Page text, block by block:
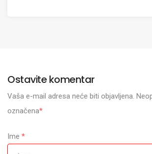
Ostavite komentar
Vaša e-mail adresa neće biti objavljena.
označena*
Ime *